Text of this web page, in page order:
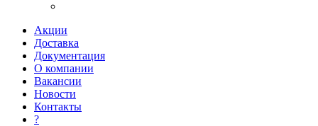
Акции
Доставка
Документация
О компании
Вакансии
Новости
Контакты
?